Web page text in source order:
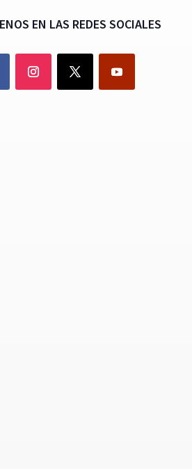
EN LAS REDES SOCIALES